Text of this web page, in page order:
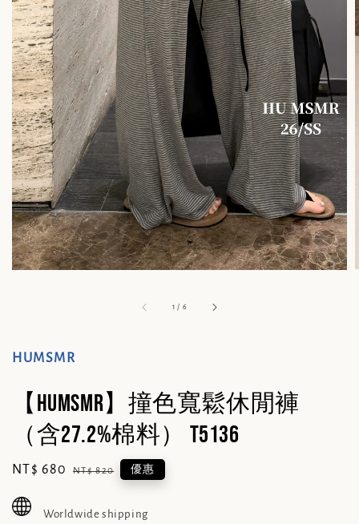
1 / 6
HUMSMR
【HUMSMR】撞色寬鬆休閒褲
（含27.2%棉料） T5136
Sale
NT$ 680 Regular
NT$ 820 優惠
Worldwide shipping